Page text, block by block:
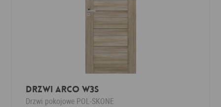
Drzwi Arco W3S
Drzwi pokojowe POL-SKONE